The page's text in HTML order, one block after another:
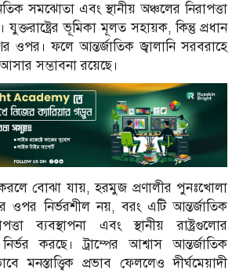
সমঝোতা এবং স্থানীয় অঞ্চলের নিরাপত্তা
যুক্তরাষ্ট্রের ভূমিকা মূলত সহায়ক, কিন্তু প্রধান
ওপর। ফলে আন্তর্জাতিক জ্বালানি সরবরাহে
সম্ভাবনা রয়েছে।
করলে বোঝা যায়, হরমুজ প্রণালীর পুনঃখোলা
ওপর নির্ভরশীল নয়, বরং এটি আন্তর্জাতিক
ব্যবস্থাপনা এবং স্থানীয় রাষ্ট্রগুলোর
করছে। ট্রাম্পের আশ্বাস আন্তর্জাতিক
মনস্তাত্ত্বিক প্রভাব ফেললেও দীর্ঘমেয়াদী